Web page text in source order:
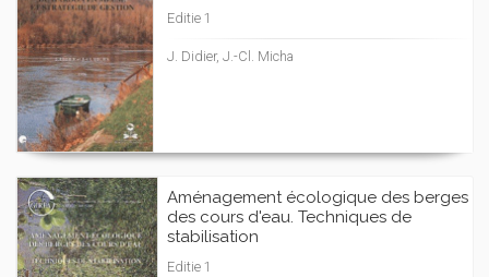
Editie 1
J. Didier, J.-Cl. Micha
Aménagement écologique des berges
des cours d'eau. Techniques de
stabilisation
Editie 1